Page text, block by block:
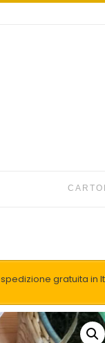
spedizione gratuita in